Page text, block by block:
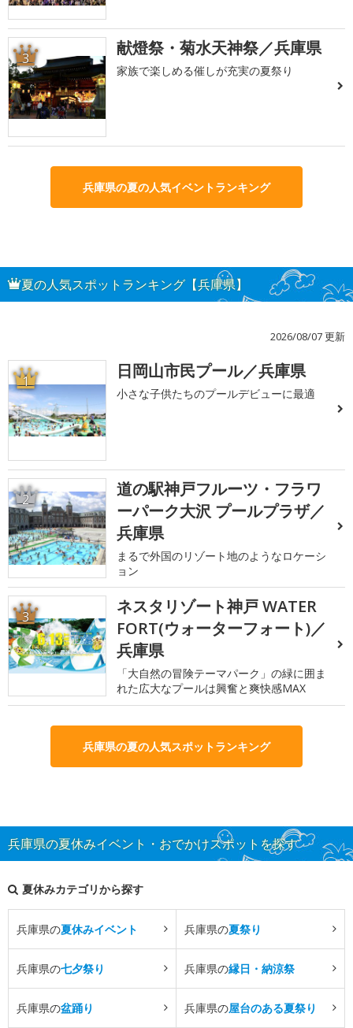
3 献燈祭・菊水天神祭／兵庫県
家族で楽しめる催しが充実の夏祭り
兵庫県の夏の人気イベントランキング
夏の人気スポットランキング【兵庫県】
2026/08/07 更新
1 日岡山市民プール／兵庫県
小さな子供たちのプールデビューに最適
2
道の駅神戸フルーツ・フラワ
ーパーク大沢 プールプラザ／
兵庫県
まるで外国のリゾート地のようなロケーシ
ョン
3
ネスタリゾート神戸 WATER
FORT(ウォーターフォート)／
兵庫県
「大自然の冒険テーマパーク」の緑に囲ま
れた広大なプールは興奮と爽快感MAX
兵庫県の夏の人気スポットランキング
兵庫県の夏休みイベント・おでかけスポットを探す
夏休みカテゴリから探す
兵庫県の夏休みイベント 兵庫県の夏祭り
兵庫県の七夕祭り 兵庫県の縁日・納涼祭
兵庫県の盆踊り 兵庫県の屋台のある夏祭り